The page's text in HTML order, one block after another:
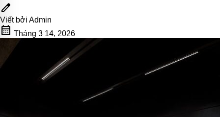
edit
Viết bởi Admin
calendar_month Tháng 3 14, 2026